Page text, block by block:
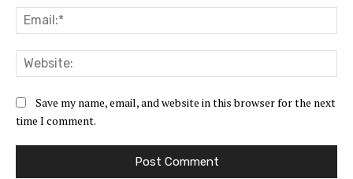
Save my name, email, and website in this browser for the next
time I comment.